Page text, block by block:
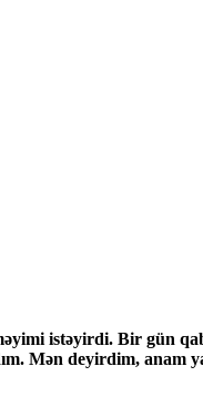
istəyirdi. Bir gün
Mən deyirdim, anam